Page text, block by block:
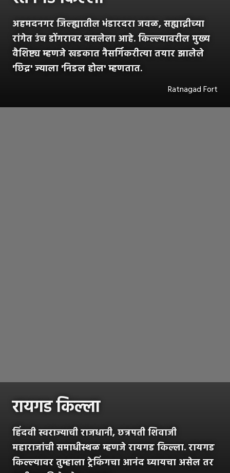
अहमदनगर जिल्ह्यातील भंडारदरा जवळ, सह्याद्रीच्या
रांगेत उंच डोंगरावर वसलेला आहे. किल्ल्यावरील मुख्य
वैशिष्ट्य म्हणजे खडकात नैसर्गिकरीत्या तयार झालेले
'छिद्र' ज्याला 'निडल होल' म्हणतात.
Ratnagad Fort
रायगड किल्ला
हिंदवी स्वराज्याची राजधानी, छत्रपती शिवाजी
महाराजांची समाधीस्थळ म्हणजे रायगड किल्ला. रायगड
किल्ल्यावर तुम्हाला ट्रेकिंगचा आनंद घ्यायचा असेल तर